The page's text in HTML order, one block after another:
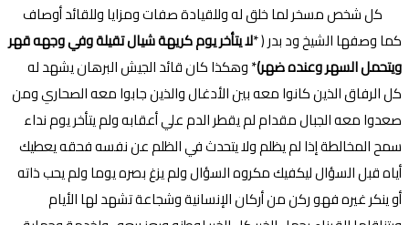
كل شخص مسخر لما خلق له وللقيادة صفات ومزايا وللقائد أوصاف
كما وصفها الشيخ ود بدر ( *لا يتأخر يوم كريهة شيال تقيلة وفي وجهه قهر
ويتحمل السهر وعنده ضهر)* وهكذا كان قائد الجيش البرهان يشهد له
كل الرفاق الذين كانوا معه بين الأدغال والذين جابوا معه الصحاري ومن
صعدوا معه الجبال مقدام لم يقطر الدم علي أعقابه ولم يتأخر يوم نداء
سمح المخالطة إذا لم يظلم ولا يتحدث في الظلم عن نفسه فحقه يعطيك
أياه قبل السؤال ليكفيك مكروه السؤال ولم يزغ بصره يوما ولم يحب ذاته
أو ينكر غيره فهو ركن من أركان الإنسانية وشجاعة تشهد لها الأيام